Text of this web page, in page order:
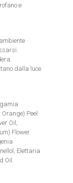
e
dalla luce
Peel
Oil,
Flower
Elettaria
Oil.